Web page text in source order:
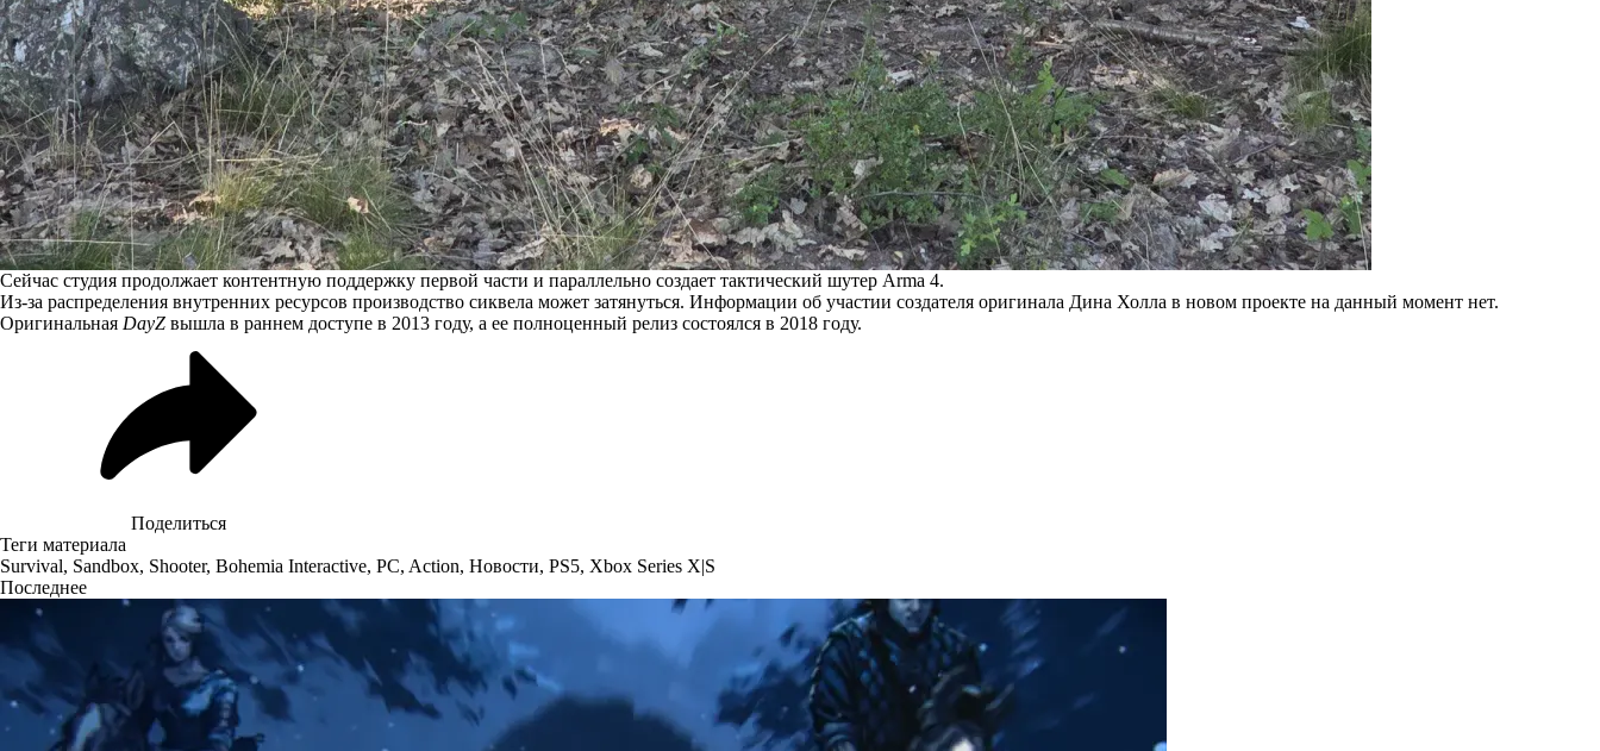
Сейчас студия продолжает контентную поддержку первой части и параллельно создает тактический шутер Arma 4.
Из-за распределения внутренних ресурсов производство сиквела может затянуться. Информации об участии создателя оригинала Дина Холла в новом проекте на данный момент нет.
Оригинальная DayZ вышла в раннем доступе в 2013 году, а ее полноценный релиз состоялся в 2018 году.
Поделиться
Теги материала
Survival, Sandbox, Shooter, Bohemia Interactive, PC, Action, Новости, PS5, Xbox Series X|S
Последнее